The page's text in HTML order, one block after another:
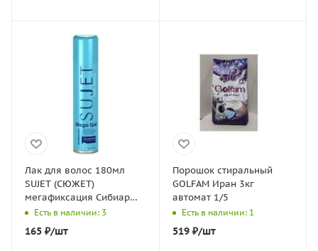
Лак для волос 180мл
SUJET (СЮЖЕТ)
мегафиксация Сибиар
1/12Есть в наличии: 3
165 ₽/шт
Порошок стиральный
GOLFAM Иран 3кг
автомат 1/5
Есть в наличии: 1
519₽/шт